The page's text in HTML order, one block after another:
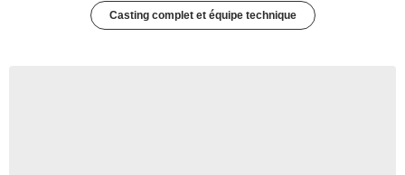
Casting complet et équipe technique